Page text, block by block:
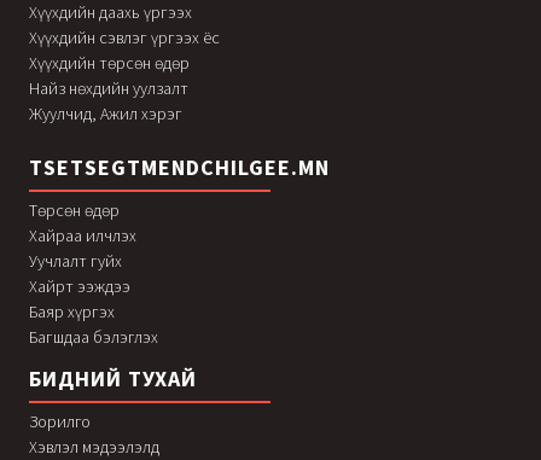
Хүүхдийн даахь үргээх
Хүүхдийн сэвлэг үргээх ёс
Хүүхдийн төрсөн өдөр
Найз нөхдийн уулзалт
Жуулчид, Ажил хэрэг
TSETSEGTMENDCHILGEE.MN
Төрсөн өдөр
Хайраа илчлэх
Уучлалт гуйх
Хайрт ээждээ
Баяр хүргэх
Багшдаа бэлэглэх
БИДНИЙ ТУХАЙ
Зорилго
Хэвлэл мэдээлэлд